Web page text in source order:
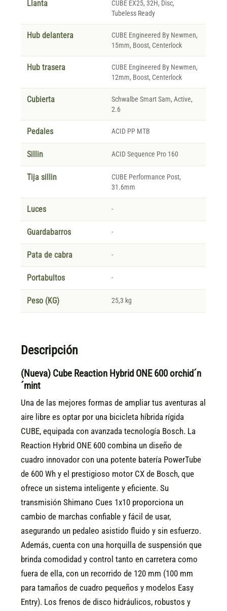
Llanta
CUBE EX25, 32H, Disc,
Tubeless Ready
Hub delantera
CUBE Engineered By Newmen,
15mm, Boost, Centerlock
Hub trasera
CUBE Engineered By Newmen,
12mm, Boost, Centerlock
Cubierta
Schwalbe Smart Sam, Active,
2.6
Pedales ACID PP MTB
Sillin ACID Sequence Pro 160
Tija sillin
CUBE Performance Post,
31.6mm
Luces -
Guardabarros -
Pata de cabra -
Portabultos -
Peso (KG) 25,3 kg
Descripción
(Nueva) Cube Reaction Hybrid ONE 600 orchid´n
´mint
Una de las mejores formas de ampliar tus aventuras al
aire libre es optar por una bicicleta híbrida rígida
CUBE, equipada con avanzada tecnología Bosch. La
Reaction Hybrid ONE 600 combina un diseño de
cuadro innovador con una potente batería PowerTube
de 600 Wh y el prestigioso motor CX de Bosch, que
ofrece un sistema inteligente y eficiente. Su
transmisión Shimano Cues 1x10 proporciona un
cambio de marchas confiable y fácil de usar,
asegurando un pedaleo asistido fluido y sin esfuerzo.
Además, cuenta con una horquilla de suspensión que
brinda comodidad y control tanto en carretera como
fuera de ella, con un recorrido de 120 mm (100 mm
para tamaños de cuadro pequeños y modelos Easy
Entry). Los frenos de disco hidráulicos, robustos y